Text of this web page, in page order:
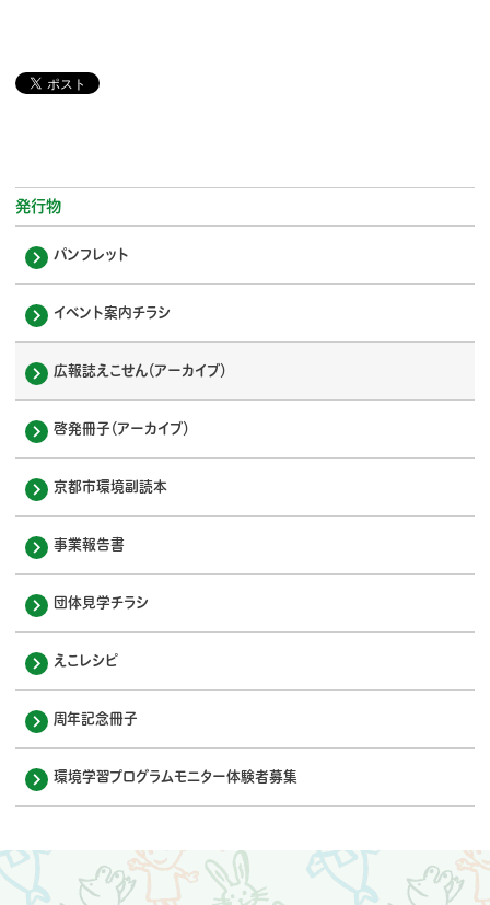
発行物
パンフレット
イベント案内チラシ
広報誌えこせん（アーカイブ）
啓発冊子（アーカイブ）
京都市環境副読本
事業報告書
団体見学チラシ
えこレシピ
周年記念冊子
環境学習プログラムモニター体験者募集